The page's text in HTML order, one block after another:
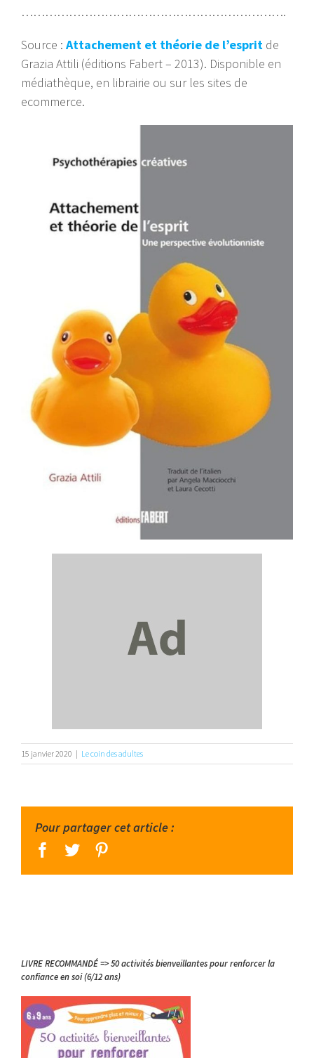
………………………………………………………….
Source : Attachement et théorie de l’esprit de
Grazia Attili (éditions Fabert – 2013). Disponible en
médiathèque, en librairie ou sur les sites de
ecommerce.
15 janvier 2020 | Le coin des adultes
Pour partager cet article :
facebook
twitter
LIVRE RECOMMANDÉ => 50 activités bienveillantes pour renforcer la
confiance en soi (6/12 ans)